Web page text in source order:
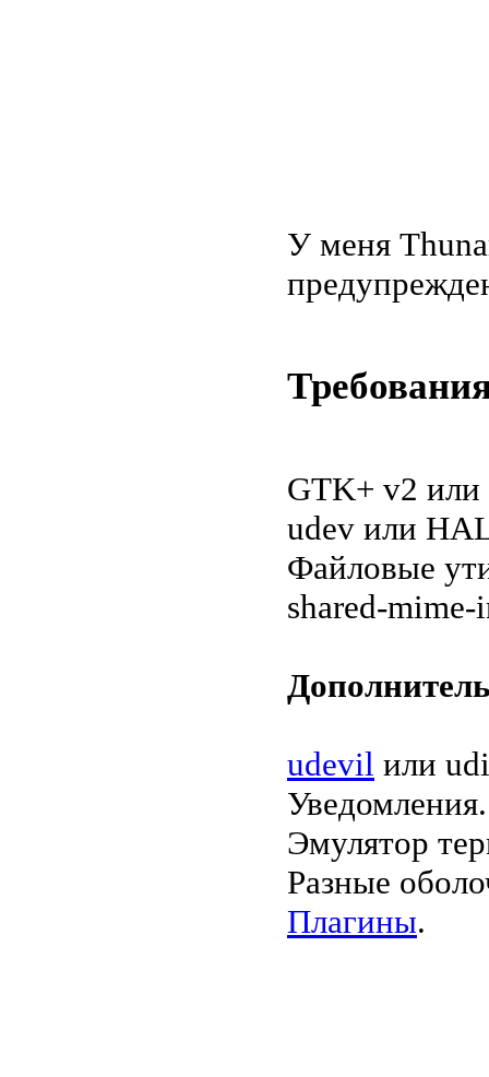
У меня
GTK+ v2 или
udev или
Файловые
shared-
udevil или
Уведомления.
Эмулятор
Разные
Плагины.